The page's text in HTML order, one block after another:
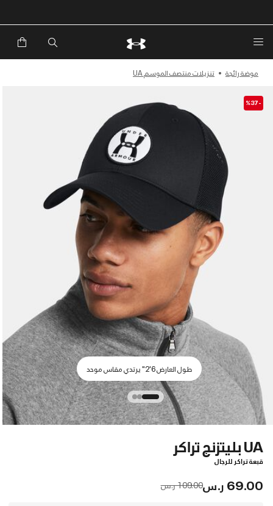
موضة رائجة تنزيلات منتصف الموسم UA
-%37
طول العارض 6'2" يرتدي مقاس موحد
UA بليتزنج تراكر
قبعة تراكر للرجال
69.00 ر.س Price reduced from
109.00 ر.س to